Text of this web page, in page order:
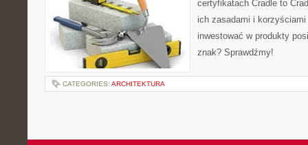
certyfikatach Cradle to
ich zasadami i
inwestować w produkty
znak? Sprawdźmy!
CATEGORIES: ARCHITEKTURA